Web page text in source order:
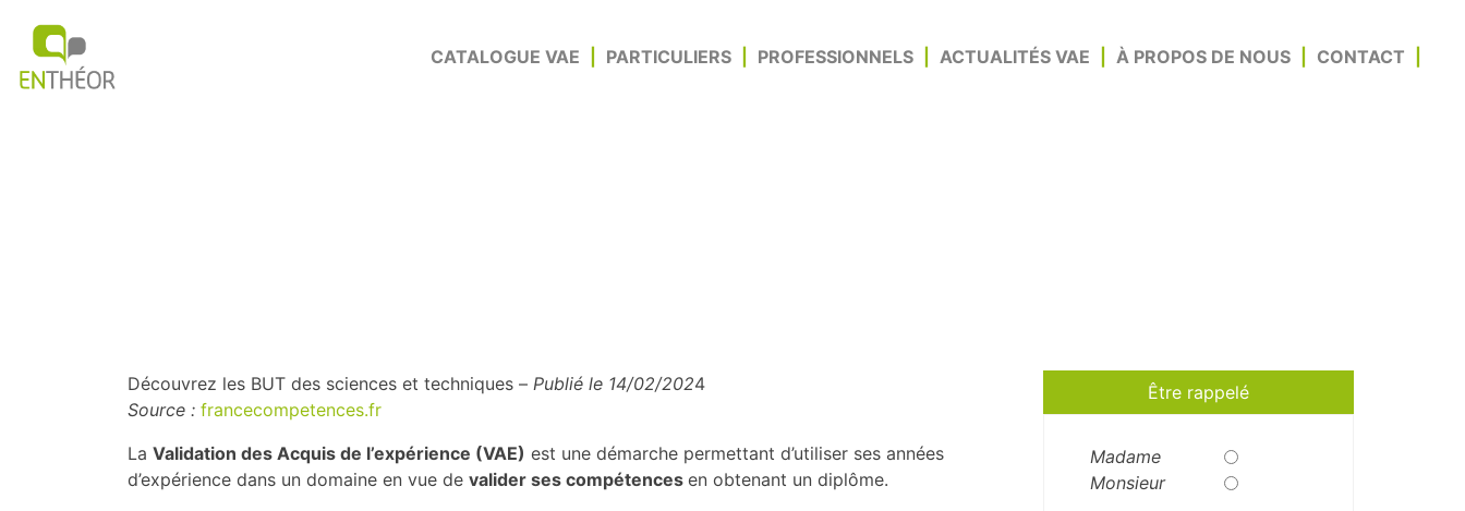
CATALOGUE VAE PARTICULIERS PROFESSIONNELS ACTUALITÉS VAE À PROPOS DE NOUS CONTACT
Découvrez les BUT des sciences et techniques – Publié le 14/02/2024
Source : francecompetences.fr
La Validation des Acquis de l’expérience (VAE) est une démarche permettant d’utiliser ses années
d’expérience dans un domaine en vue de valider ses compétences en obtenant un diplôme.
Être rappelé
Madame
Monsieur